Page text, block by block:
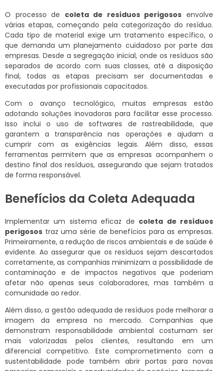
O processo de coleta de resíduos perigosos envolve
várias etapas, começando pela categorização do resíduo.
Cada tipo de material exige um tratamento específico, o
que demanda um planejamento cuidadoso por parte das
empresas. Desde a segregação inicial, onde os resíduos são
separados de acordo com suas classes, até a disposição
final, todas as etapas precisam ser documentadas e
executadas por profissionais capacitados.
Com o avanço tecnológico, muitas empresas estão
adotando soluções inovadoras para facilitar esse processo.
Isso inclui o uso de softwares de rastreabilidade, que
garantem a transparência nas operações e ajudam a
cumprir com as exigências legais. Além disso, essas
ferramentas permitem que as empresas acompanhem o
destino final dos resíduos, assegurando que sejam tratados
de forma responsável.
Benefícios da Coleta Adequada
Implementar um sistema eficaz de coleta de resíduos
perigosos traz uma série de benefícios para as empresas.
Primeiramente, a redução de riscos ambientais e de saúde é
evidente. Ao assegurar que os resíduos sejam descartados
corretamente, as companhias minimizam a possibilidade de
contaminação e de impactos negativos que poderiam
afetar não apenas seus colaboradores, mas também a
comunidade ao redor.
Além disso, a gestão adequada de resíduos pode melhorar a
imagem da empresa no mercado. Companhias que
demonstram responsabilidade ambiental costumam ser
mais valorizadas pelos clientes, resultando em um
diferencial competitivo. Este comprometimento com a
sustentabilidade pode também abrir portas para novas